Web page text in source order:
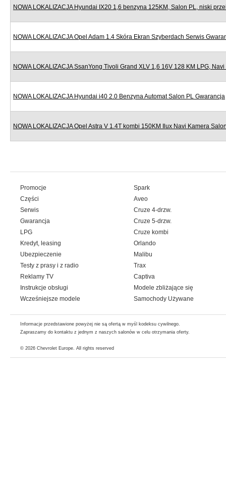
NOWA LOKALIZACJA Hyundai IX20 1,6 benzyna 125KM, Salon PL, niski
NOWA LOKALIZACJA Opel Adam 1.4 Skóra Ekran Szyberdach Serwis
NOWA LOKALIZACJA SsanYong Tivoli Grand XLV 1,6 16V 128 KM LPG,
NOWA LOKALIZACJA Hyundai i40 2.0 Benzyna Automat Salon PL Gwarancja
NOWA LOKALIZACJA Opel Astra V 1.4T kombi 150KM Ilux Navi Kamera
Promocje
Części
Serwis
Gwarancja
LPG
Kredyt, leasing
Ubezpieczenie
Testy z prasy i z radio
Reklamy TV
Instrukcje obsługi
Wcześniejsze modele
Spark
Aveo
Cruze 4-drzw.
Cruze 5-drzw.
Cruze kombi
Orlando
Malibu
Trax
Captiva
Modele zbliżające się
Samochody Używane
Informacje przedstawione powyżej nie są ofertą w myśl kodeksu cywilnego.
Zapraszamy do kontaktu z jednym z naszych salonów w celu otrzymania oferty.
© 2026 Chevrolet Europe. All rights reserved